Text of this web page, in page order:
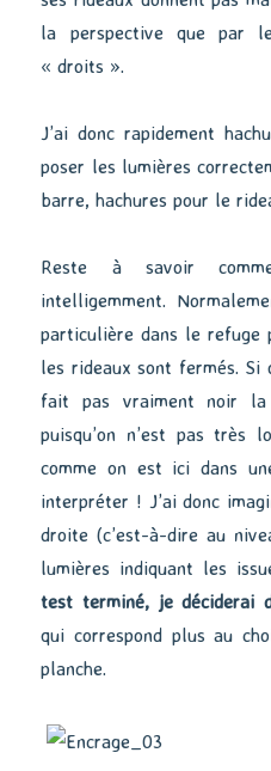
la perspective que par
« droits ».
J’ai donc rapidement
poser les lumières
barre, hachures pour le
Reste à savoir
intelligemment.
particulière dans le refuge
les rideaux sont fermés.
fait pas vraiment noir
puisqu’on n’est pas très
comme on est ici dans
interpréter ! J’ai donc
droite (c’est-à-dire au
lumières indiquant les
test terminé, je déciderai
qui correspond plus au
planche.